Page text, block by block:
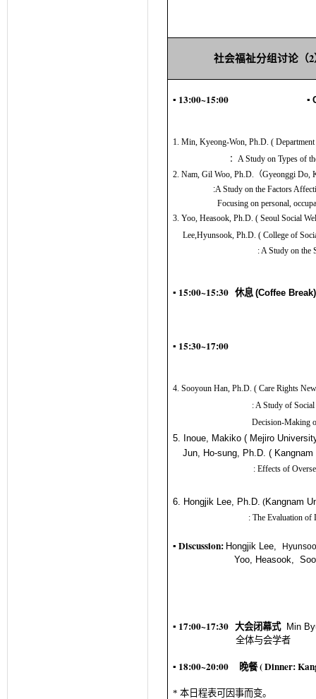
社会福祉分组讨论（2
▪ 13:00~15:00 ▪
1. Min, Kyeong-Won, Ph.D. (
： A Study on Types of
2. Nam, Gil Woo, Ph.D. （Gyeonggi Do,
:A Study on the Factors
Focusing on personal,
3. Yoo, Heasook, Ph.D. (Seoul Social
Lee,Hyunsook, Ph.D. ( College of
:A Study on the
▪ 15:00~15:30 休息(Coffee Break)
▪ 15:30~17:00
4. Sooyoun Han, Ph.D. (Care Rights
:A Study of
Decision-Making
5. Inoue, Makiko ( Mejiro
Jun, Ho-sung, Ph.D. (
: Effects of
6. Hongjik Lee, Ph.D. (Kangnam
:The Evaluation of
▪Discussion: Hongjik Lee,
Yoo, Heasook,
▪ 17:00~17:30 大会闭幕式
Min
全体与会学者
▪ 18:00~20:00 晚餐(Dinner:
*本日程表可因事而变。